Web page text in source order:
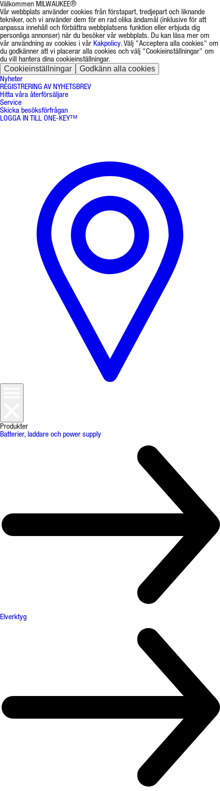
Välkommen MILWAUKEE®
Vår webbplats använder cookies från förstapart, tredjepart och liknande
tekniker, och vi använder dem för en rad olika ändamål (inklusive för att
anpassa innehåll och förbättra webbplatsens funktion eller erbjuda dig
personliga annonser) när du besöker vår webbplats. Du kan läsa mer om
vår användning av cookies i vår Kakpolicy. Välj "Acceptera alla cookies" om
du godkänner att vi placerar alla cookies och välj "Cookieinställningar" om
du vill hantera dina cookieinställningar.
Cookieinställningar Godkänn alla cookies
Nyheter
REGISTRERING AV NYHETSBREV
Hitta våra återförsäljare
Service
Skicka besöksförfrågan
LOGGA IN TILL ONE-KEY™
Produkter
Batterier, laddare och power supply
Elverktyg